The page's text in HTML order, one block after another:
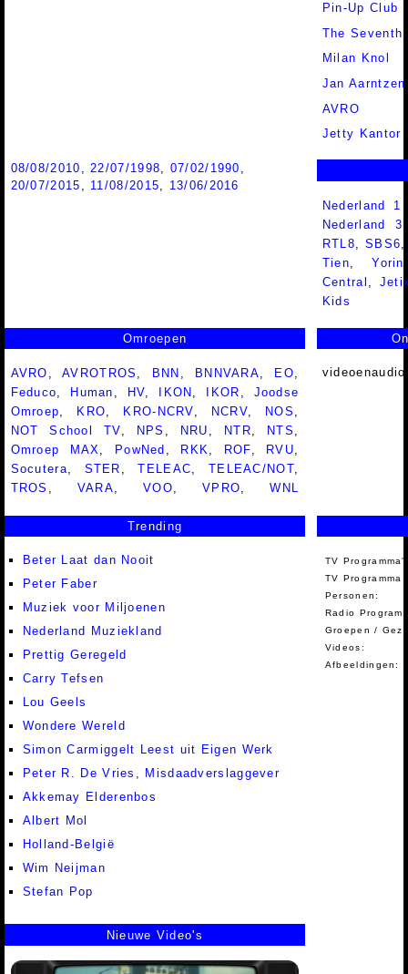
Pin-Up Club
The Seventh
Milan Knol
Jan Aarntzen
AVRO
Jetty Kantor
08/08/2010 ,22/07/1998, 07/02/1990 ,
20/07/2015 , 11/08/2015, 13/06/2016
Nederland
Nederland
RTL8 ,SBS6
Tien ,Yorin
Central
Kids
Omroepen
AVRO ,AVROTROS , BNN , BNNVARA, EO,
Feduco, Human , HV, IKON , IKOR , Joodse
Omroep, KRO, KRO-NCRV, NCRV, NOS ,
NOT School TV, NPS , NRU , NTR, NTS ,
Omroep MAX, PowNed , RKK, ROF, RVU,
Socutera, STER ,TELEAC, TELEAC/NOT,
TROS , VARA,VOO,VPRO,WNL
Trending
Beter Laat dan Nooit
Peter Faber
Muziek voor Miljoenen
Nederland Muziekland
Prettig Geregeld
Carry Tefsen
Lou Geels
Wondere Wereld
Simon Carmiggelt Leest uit Eigen Werk
Peter R. De Vries, Misdaadverslaggever
Akkemay Elderenbos
Albert Mol
Holland-België
Wim Neijman
Stefan Pop
TV
TV Programma
Personen:
Radio
Groepen /
Videos:
Afbeeldingen:
Nieuwe Video's